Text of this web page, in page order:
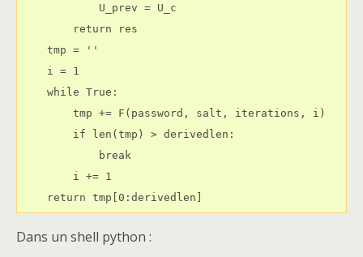
            U_prev = U_c
        return res
    tmp = ''
    i = 1
    while True:
        tmp += F(password, salt, iterations, i)
        if len(tmp) > derivedlen:
            break
        i += 1
    return tmp[0:derivedlen]
Dans un shell python :